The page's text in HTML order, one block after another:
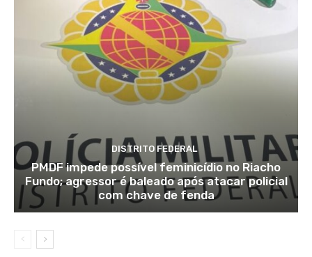
DISTRITO FEDERAL
PMDF impede possível feminicídio no Riacho
Fundo; agressor é baleado após atacar policial
com chave de fenda